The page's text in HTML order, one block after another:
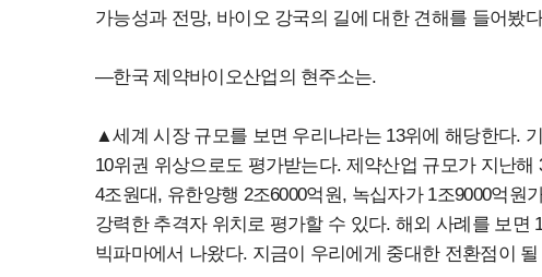
가능성과 전망, 바이오 강국의 길에 대한 견해를 들어봤
―한국 제약바이오산업의 현주소는.
▲세계 시장 규모를 보면 우리나라는 13위에 해당한다.
10위권 위상으로도 평가받는다. 제약산업 규모가 지난
4조원대, 유한양행 2조6000억원, 녹십자가 1조9000억
강력한 추격자 위치로 평가할 수 있다. 해외 사례를 보
빅파마에서 나왔다. 지금이 우리에게 중대한 전환점이